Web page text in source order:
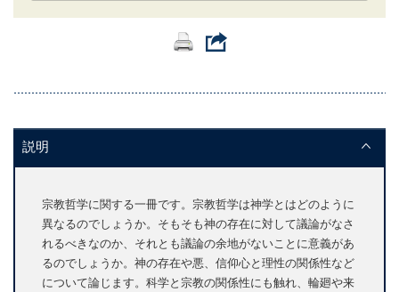
説明
宗教哲学に関する一冊です。宗教哲学は神学とはどのように
異なるのでしょうか。そもそも神の存在に対して議論がなさ
れるべきなのか、それとも議論の余地がないことに意義があ
るのでしょうか。神の存在や悪、信仰心と理性の関係性など
について論じます。科学と宗教の関係性にも触れ、輪廻や来